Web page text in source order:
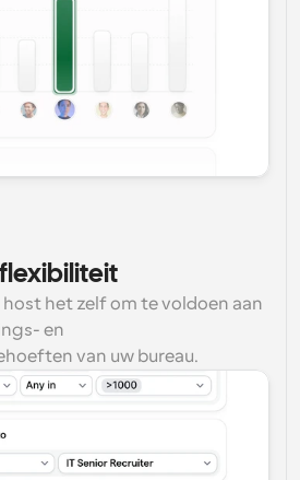
host het zelf om te voldoen aan
en
van uw bureau.